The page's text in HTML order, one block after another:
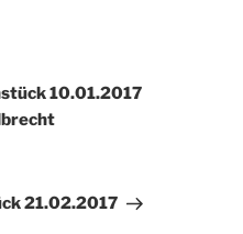
10.01.2017
21.02.2017